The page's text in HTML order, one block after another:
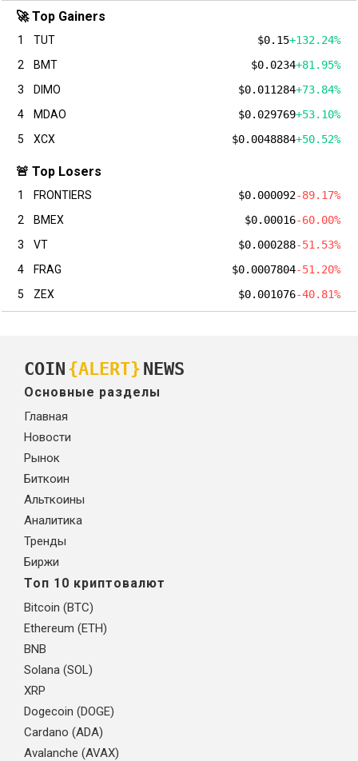
🚀 Top Gainers
1 TUT $0.15+132.24%
2
BMT $0.0234+81.95%
3
DIMO $0.011284+73.84%
4
MDAO $0.029769+53.10%
5
XCX $0.0048884+50.52%
🚨 Top Losers
1 FRONTIERS $0.000092-89.17%
2
BMEX $0.00016-60.00%
3
VT $0.000288-51.53%
4
FRAG $0.0007804-51.20%
5
ZEX $0.001076-40.81%
COIN {ALERT} NEWS
Основные разделы
Главная
Новости
Рынок
Биткоин
Альткоины
Аналитика
Тренды
Биржи
Топ 10 криптовалют
Bitcoin (BTC)
Ethereum (ETH)
BNB
Solana (SOL)
XRP
Dogecoin (DOGE)
Cardano (ADA)
Avalanche (AVAX)